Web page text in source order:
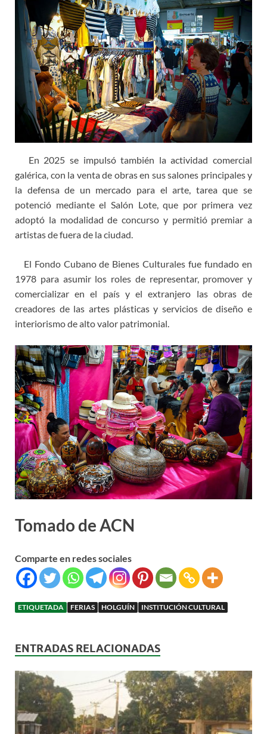
En 2025 se impulsó también la actividad comercial
galérica, con la venta de obras en sus salones principales y
la defensa de un mercado para el arte, tarea que se
potenció mediante el Salón Lote, que por primera vez
adoptó la modalidad de concurso y permitió premiar a
artistas de fuera de la ciudad.
El Fondo Cubano de Bienes Culturales fue fundado en
1978 para asumir los roles de representar, promover y
comercializar en el país y el extranjero las obras de
creadores de las artes plásticas y servicios de diseño e
interiorismo de alto valor patrimonial.
Tomado de ACN
Comparte en redes sociales
ETIQUETADA FERIAS HOLGUÍN INSTITUCIÓN CULTURAL
ENTRADAS RELACIONADAS